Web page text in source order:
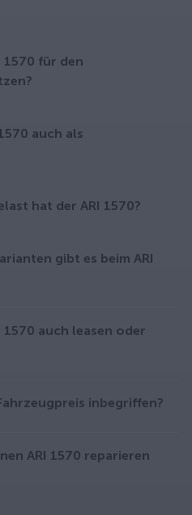
1570 für den
auch als
hat der ARI 1570?
gibt es beim ARI
1570 auch leasen oder
inbegriffen?
ARI 1570 reparieren